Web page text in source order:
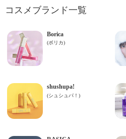
コスメブランド一覧